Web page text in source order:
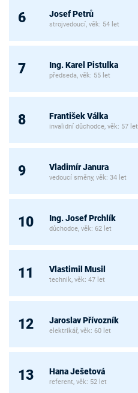
6 Josef Petrů
strojvedoucí, věk: 54 let
7 Ing. Karel Pistulka
předseda, věk: 55 let
8 František Válka
invalidní důchodce, věk: 57 let
9 Vladimír Janura
vedoucí směny, věk: 34 let
10 Ing. Josef Prchlík
důchodce, věk: 62 let
11 Vlastimil Musil
technik, věk: 47 let
12 Jaroslav Přívozník
elektrikář, věk: 60 let
13 Hana Ješetová
referent, věk: 52 let